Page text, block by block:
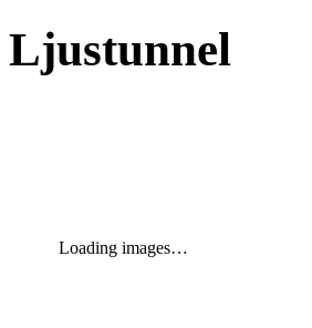
Ljustunnel
Loading images…